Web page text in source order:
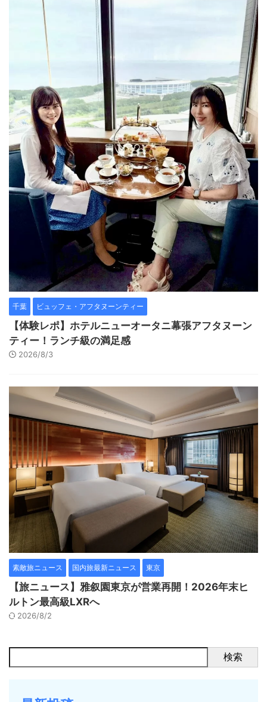
千葉 ビュッフェ・アフタヌーンティー
【体験レポ】ホテルニューオータニ幕張アフタヌーン
ティー！ランチ級の満足感
2026/8/3
素敵旅ニュース 国内旅最新ニュース 東京
【旅ニュース】雅叙園東京が営業再開！2026年末ヒ
ルトン最高級LXRへ
2026/8/2
検索